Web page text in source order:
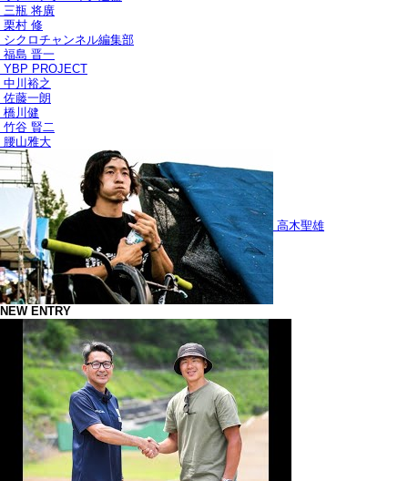
三瓶 将廣
栗村 修
シクロチャンネル編集部
福島 晋一
YBP PROJECT
中川裕之
佐藤一朗
橋川健
竹谷 賢二
腰山雅大
高木聖雄
NEW ENTRY